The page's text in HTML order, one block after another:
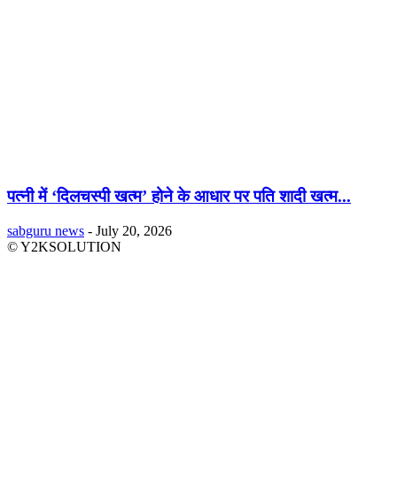
पत्नी में ‘दिलचस्पी खत्म’ होने के आधार पर पति शादी खत्म...
sabguru news - July 20, 2026
© Y2KSOLUTION